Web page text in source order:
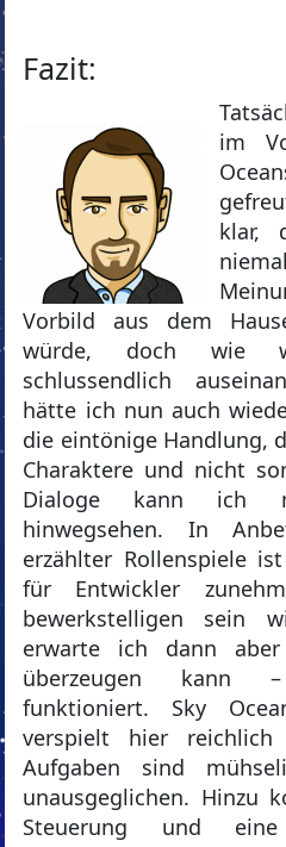
Fazit:
im
klar,
Vorbild aus dem
würde, doch wie
schlussendlich
hätte ich nun auch
die eintönige Handlung,
Charaktere und nicht
Dialoge kann ich
hinwegsehen. In
erzählter Rollenspiele
für Entwickler
bewerkstelligen sein
erwarte ich dann
überzeugen kann
funktioniert. Sky
verspielt hier
Aufgaben sind
unausgeglichen. Hinzu
Steuerung und